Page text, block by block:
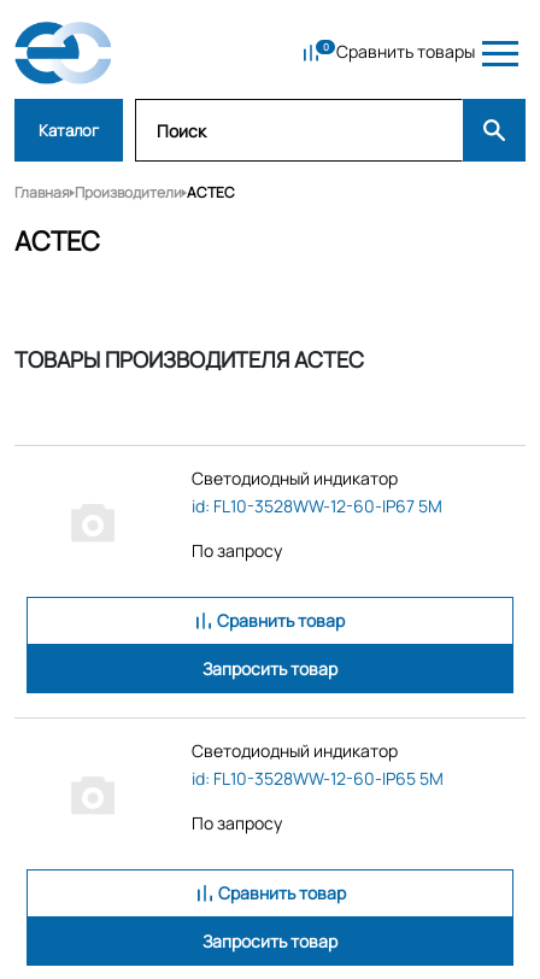
Сравнить товары
Каталог
Главная Производители ACTEC
ACTEC
ТОВАРЫ ПРОИЗВОДИТЕЛЯ ACTEC
Светодиодный индикатор
id: FL10-3528WW-12-60-IP67 5M
По запросу
Сравнить товар
Запросить товар
Светодиодный индикатор
id: FL10-3528WW-12-60-IP65 5M
По запросу
Сравнить товар
Запросить товар